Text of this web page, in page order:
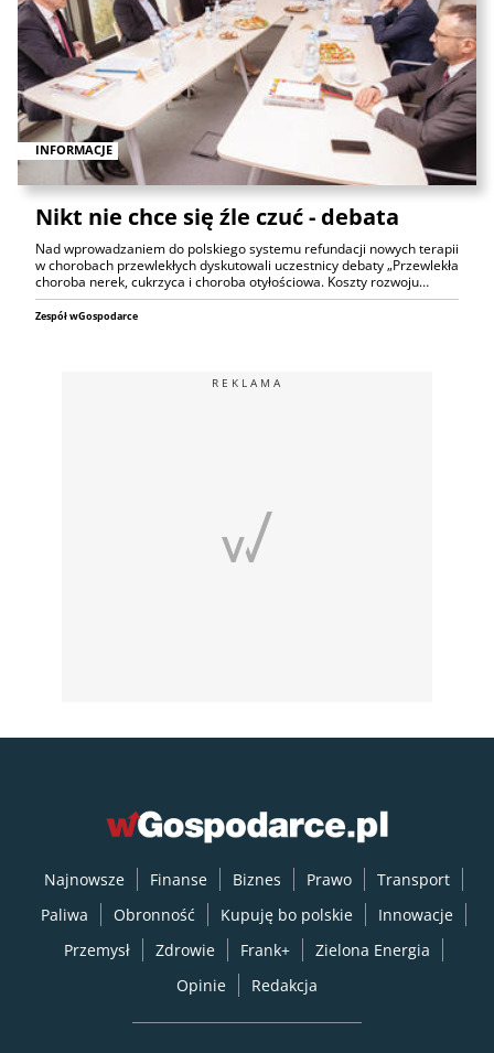
INFORMACJE
Nikt nie chce się źle czuć - debata
Nad wprowadzaniem do polskiego systemu refundacji nowych terapii
w chorobach przewlekłych dyskutowali uczestnicy debaty „Przewlekła
choroba nerek, cukrzyca i choroba otyłościowa. Koszty rozwoju…
Zespół wGospodarce
REKLAMA
Najnowsze Finanse Biznes Prawo
Transport
Paliwa
Obronność Kupuję bo polskie
Innowacje
Przemysł
Zdrowie Frank+
Zielona Energia
Opinie
Redakcja